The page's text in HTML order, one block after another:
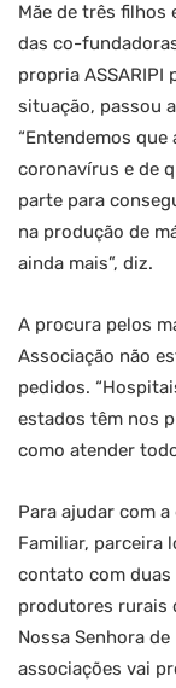
Mãe de três filhos
das co-
propria ASSARIPI
situação, passou
“Entendemos
coronavírus e de
parte para
na produção de
ainda mais”, diz.
A procura pelos
Associação não
pedidos.
estados têm nos
como atender
Para ajudar com
Familiar, parceira
contato com duas
produtores rurais
Nossa Senhora
associações vai